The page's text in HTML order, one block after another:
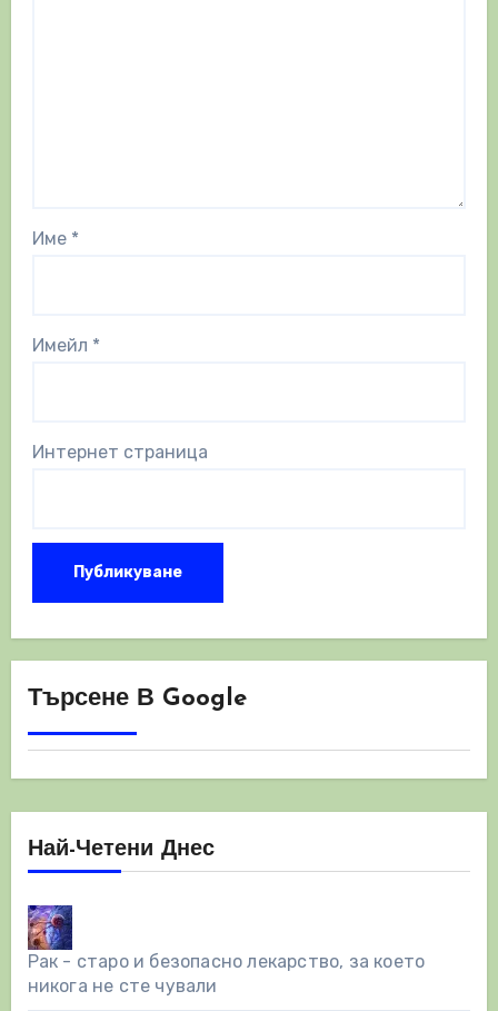
Име *
Имейл *
Интернет страница
Търсене В Google
Най-Четени Днес
Рак - старо и безопасно лекарство, за което
никога не сте чували